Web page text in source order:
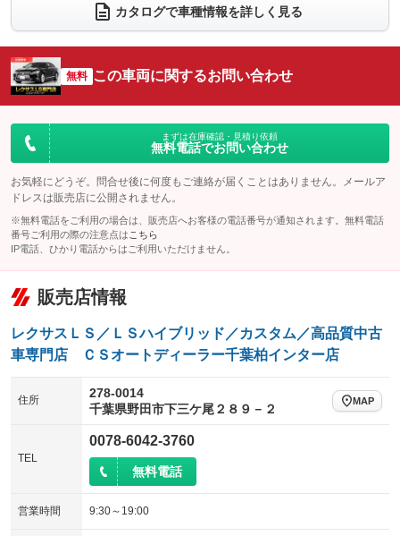
電動リアゲート フロントカメラ
：装備なし
シートエアコン
：装備あり 全周囲カメラ
：装備なし
サイドカメラ
：装備なし ルーフレール
：装備なし
エアサスペンション ヘッドライトウォッシャー
カタログで車種情報を詳しく見る
無料 この車両に関するお問い合わせ
まずは在庫確認・見積り依頼
無料電話でお問い合わせ
お気軽にどうぞ。問合せ後に何度もご連絡が届くことはありません。メールア
ドレスは販売店に公開されません。
※無料電話をご利用の場合は、販売店へお客様の電話番号が通知されます。無料電話
番号ご利用の際の注意点は こちら
IP電話、ひかり電話からはご利用いただけません。
販売店情報
レクサスＬＳ／ＬＳハイブリッド／カスタム／高品質中古
車専門店 ＣＳオートディーラー千葉柏インター店
住所
278-0014
千葉県野田市下三ケ尾２８９－２
MAP
TEL
0078-6042-3760
無料電話
営業時間 9:30～19:00